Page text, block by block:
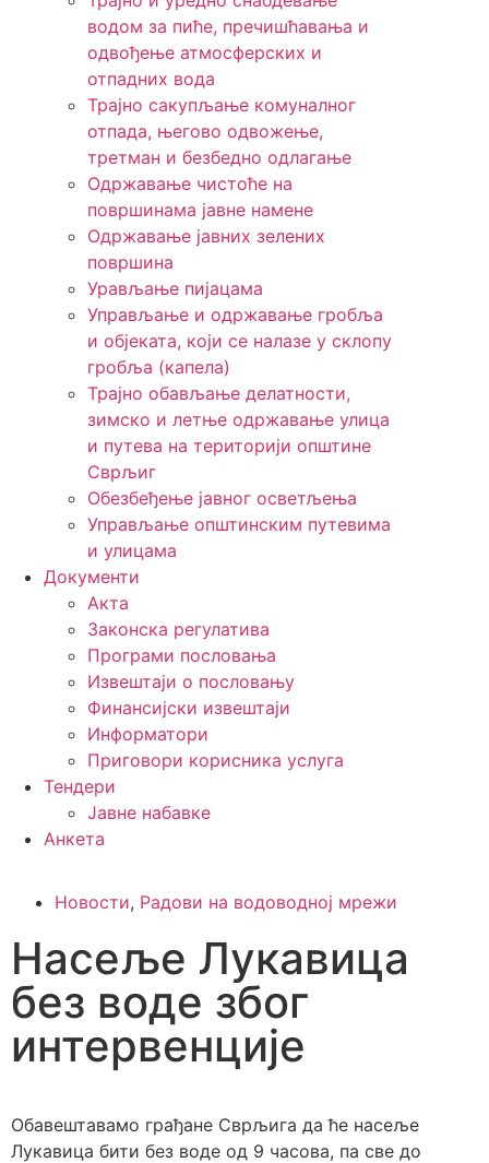
водом за пиће, пречишћавања и
одвођење атмосферских и
отпадних вода
Трајно сакупљање комуналног
отпада, његово одвожење,
третман и безбедно одлагање
Одржавање чистоће на
површинама јавне намене
Одржавање јавних зелених
површина
Урављање пијацама
Управљање и одржавање гробља
и објеката, који се налазе у склопу
гробља (капела)
Трајно обављање делатности,
зимско и летње одржавање улица
и путева на територији општине
Сврљиг
Обезбеђење јавног осветљења
Управљање општинским путевима
и улицама
Документи
Акта
Законска регулатива
Програми пословања
Извештаји о пословању
Финансијски извештаји
Информатори
Приговори корисника услуга
Тендери
Јавне набавке
Анкета
Новости, Радови на водоводној мрежи
Насеље Лукавица
без воде због
интервенције
Обавештавамо грађане Сврљига да ће насеље
Лукавица бити без воде од 9 часова, па све до